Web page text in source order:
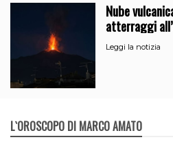
Nube
atterraggi
Leggi la notizia
L`OROSCOPO DI MARCO AMATO